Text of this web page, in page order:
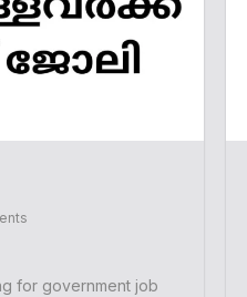
for government job